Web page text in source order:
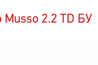
2.2 TD БУ